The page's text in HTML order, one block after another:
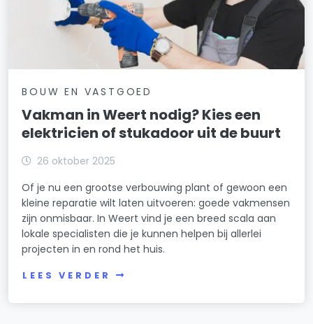
BOUW EN VASTGOED
Vakman in Weert nodig? Kies een
elektricien of stukadoor uit de buurt
26 oktober 2025
Of je nu een grootse verbouwing plant of gewoon een
kleine reparatie wilt laten uitvoeren: goede vakmensen
zijn onmisbaar. In Weert vind je een breed scala aan
lokale specialisten die je kunnen helpen bij allerlei
projecten in en rond het huis.
LEES VERDER